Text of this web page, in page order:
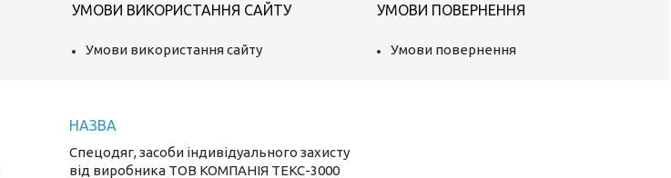
УМОВИ ВИКОРИСТАННЯ САЙТУ
Умови використання сайту
УМОВИ ПОВЕРНЕННЯ
Умови повернення
Спецодяг, засоби індивідуального захисту
від виробника ТОВ КОМПАНІЯ ТЕКС-3000